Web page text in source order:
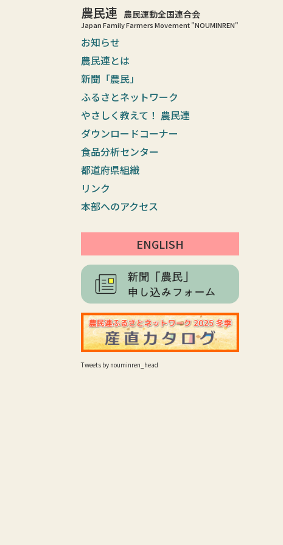
農民連 農民運動全国連合会
Japan Family Farmers Movement "NOUMINREN"
お知らせ
農民連とは
新聞「農民」
ふるさとネットワーク
やさしく教えて！ 農民連
ダウンロードコーナー
食品分析センター
都道府県組織
リンク
本部へのアクセス
ENGLISH
Tweets by nouminren_head